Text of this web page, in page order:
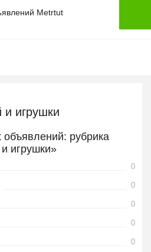
и игрушки
рубрика
игрушки»
0
0
0
0
0